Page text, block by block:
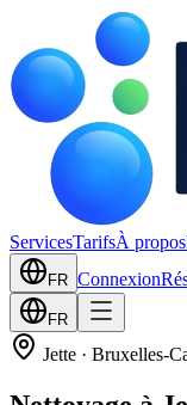
ServicesTarifsÀ propos
FR Connexion
FR
Jette · Bruxelles-